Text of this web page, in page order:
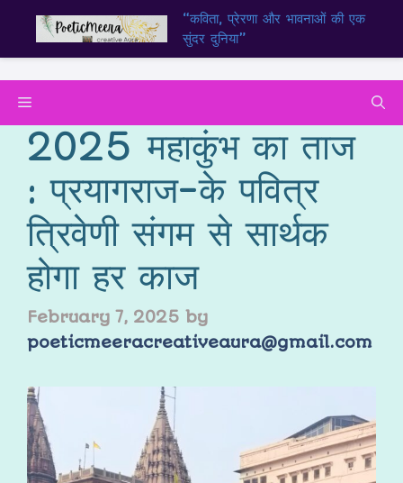
“कविता, प्रेरणा और भावनाओं की एक
सुंदर दुनिया”
2025 महाकुंभ का ताज
: प्रयागराज-के पवित्र
त्रिवेणी संगम से सार्थक
होगा हर काज
February 7, 2025 by
poeticmeeracreativeaura@gmail.com